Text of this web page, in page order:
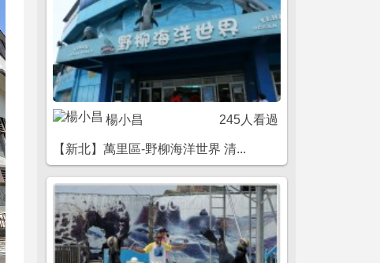
楊小昌 245人看過
【新北】萬里區-野柳海洋世界 清...